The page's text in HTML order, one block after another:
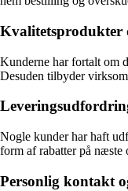
Kvalitetsprodukter
Kunderne har fortalt om
Desuden tilbyder
Nogle kunder har haft
form af rabatter på
Personlig kontakt